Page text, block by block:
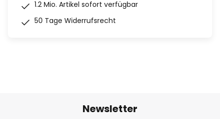
1.2 Mio. Artikel sofort verfügbar
50 Tage Widerrufsrecht
Newsletter